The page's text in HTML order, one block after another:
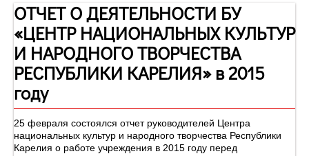
ОТЧЕТ О ДЕЯТЕЛЬНОСТИ БУ
«ЦЕНТР НАЦИОНАЛЬНЫХ КУЛЬТУР
И НАРОДНОГО ТВОРЧЕСТВА
РЕСПУБЛИКИ КАРЕЛИЯ» в 2015
году
25 февраля состоялся отчет руководителей Центра
национальных культур и народного творчества Республики
Карелия о работе учреждения в 2015 году перед